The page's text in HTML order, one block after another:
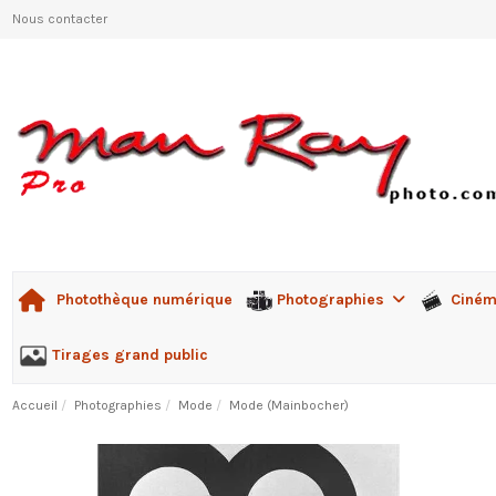
Nous contacter
Photothèque numérique Photographies
Tirages grand public
Accueil Photographies Mode Mode (Mainbocher)